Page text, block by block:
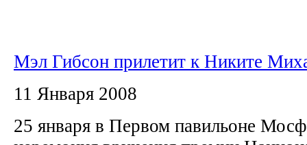
Мэл Гибсон прилетит к Никите
11 Января 2008
25 января в Первом павильоне